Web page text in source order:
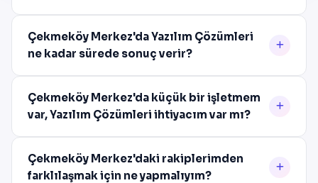
Çekmeköy Merkez'da Yazılım Çözümleri
ne kadar sürede sonuç verir?
Çekmeköy Merkez'da küçük bir işletmem
var, Yazılım Çözümleri ihtiyacım var mı?
Çekmeköy Merkez'daki rakiplerimden
farklılaşmak için ne yapmalıyım?